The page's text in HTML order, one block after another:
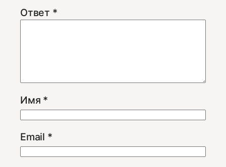
Ответ *
Имя *
Email *